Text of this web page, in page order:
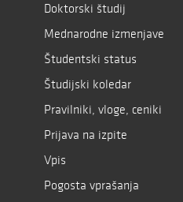
Doktorski študij
Mednarodne izmenjave
Študentski status
Študijski koledar
Pravilniki, vloge, ceniki
Prijava na izpite
Vpis
Pogosta vprašanja